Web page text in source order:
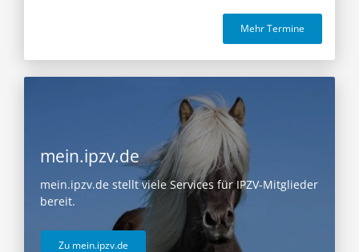
Mehr Termine
mein.ipzv.de
mein.ipzv.de stellt viele Services für IPZV-Mitglieder
bereit.
Zu mein.ipzv.de